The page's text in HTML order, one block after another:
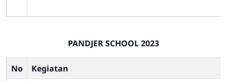
PANDJER SCHOOL 2023
No
Kegiatan